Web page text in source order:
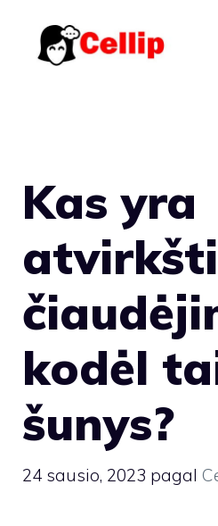
turinio
Kas yra
kodėl
šunys?
24 sausio, 2023 pagal